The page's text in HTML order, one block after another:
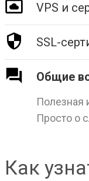
VPS и
SSL-
Общие
Полезная
Просто о
Как